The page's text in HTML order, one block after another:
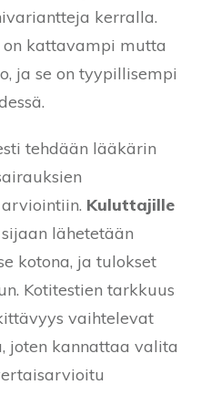
kerralla.
on kattavampi mutta
ja se on tyypillisempi
tehdään lääkärin
Kuluttajille
lähetetään
kotona, ja tulokset
Kotitestien tarkkuus
vaihtelevat
joten kannattaa valita